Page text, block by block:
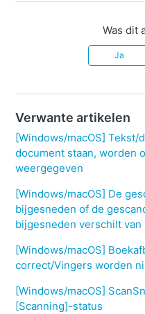
Was dit
Ja
Verwante artikelen
[Windows/macOS]
document staan, worden
weergegeven
[Windows/macOS] De
bijgesneden of de
bijgesneden verschilt
[Windows/macOS]
correct/Vingers worden
[Windows/macOS]
[Scanning]-status